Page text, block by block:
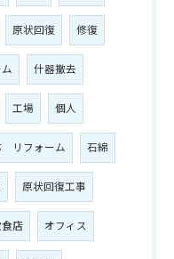
原状回復 修復
什器撤去
工場 個人
リフォーム 石綿
原状回復工事
店 オフィス